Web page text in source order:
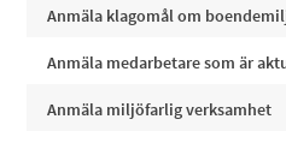
Anmäla klagomål om
Anmäla medarbetare som är
Anmäla miljöfarlig verksamhet